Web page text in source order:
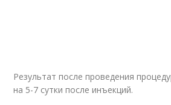
Результат после проведения
на 5-7 сутки после инъекций.